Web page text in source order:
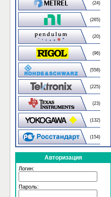
(24)
(265)
(20)
(96)
(558)
(225)
(23)
(132)
(154)
Авторизация
Логин:
Пароль: